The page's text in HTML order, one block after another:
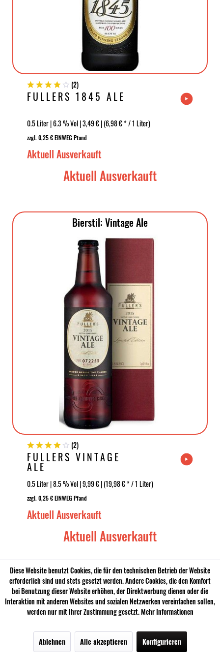
(2)
FULLERS 1845 ALE
0.5 Liter | 6.3 % Vol | 3,49 € | (6,98 € * / 1 Liter)
zzgl. 0,25 € EINWEG Pfand
Aktuell Ausverkauft
Aktuell Ausverkauft
Bierstil: Vintage Ale
(2)
FULLERS VINTAGE
ALE
0.5 Liter | 8.5 % Vol | 9,99 € | (19,98 € * / 1 Liter)
zzgl. 0,25 € EINWEG Pfand
Aktuell Ausverkauft
Aktuell Ausverkauft
Bierstil: Cider
Sale Newsletter
Diese Website benutzt Cookies, die für den technischen Betrieb der Website
erforderlich sind und stets gesetzt werden. Andere Cookies, die den Komfort
bei Benutzung dieser Website erhöhen, der Direktwerbung dienen oder die
Interaktion mit anderen Websites und sozialen Netzwerken vereinfachen sollen,
werden nur mit Ihrer Zustimmung gesetzt.Mehr Informationen
Ablehnen Alle akzeptieren Konfigurieren